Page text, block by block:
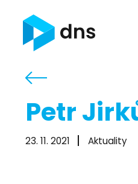
Petr
23. 11. 2021 Aktuality